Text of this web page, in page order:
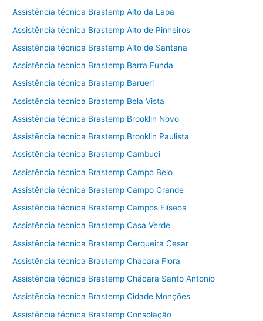
Assistência técnica Brastemp Alto da Lapa
Assistência técnica Brastemp Alto de Pinheiros
Assistência técnica Brastemp Alto de Santana
Assistência técnica Brastemp Barra Funda
Assistência técnica Brastemp Barueri
Assistência técnica Brastemp Bela Vista
Assistência técnica Brastemp Brooklin Novo
Assistência técnica Brastemp Brooklin Paulista
Assistência técnica Brastemp Cambuci
Assistência técnica Brastemp Campo Belo
Assistência técnica Brastemp Campo Grande
Assistência técnica Brastemp Campos Elíseos
Assistência técnica Brastemp Casa Verde
Assistência técnica Brastemp Cerqueira Cesar
Assistência técnica Brastemp Chácara Flora
Assistência técnica Brastemp Chácara Santo Antonio
Assistência técnica Brastemp Cidade Monções
Assistência técnica Brastemp Consolação